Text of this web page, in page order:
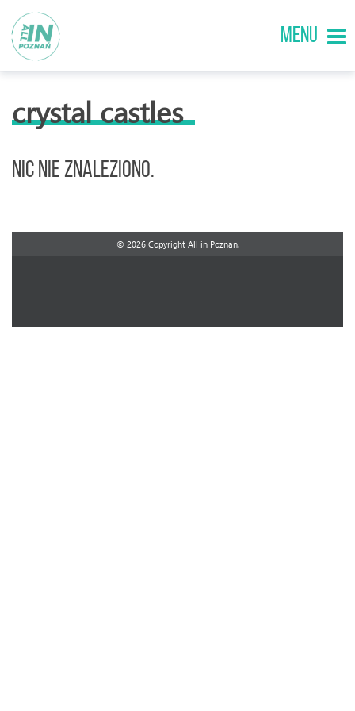
MENU
crystal castles
Nic nie znaleziono.
© 2026 Copyright All in Poznan.